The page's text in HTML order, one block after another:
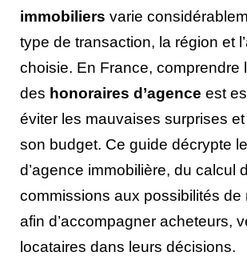
immobiliers varie
type de transaction, la région et
choisie. En France, comprendre
des honoraires d’agence est
éviter les mauvaises surprises
son budget. Ce guide décrypte
d’agence immobilière, du calcul
commissions aux possibilités de
afin d’accompagner acheteurs,
locataires dans leurs décisions.